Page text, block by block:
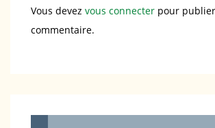
Vous devez vous connecter pour
commentaire.